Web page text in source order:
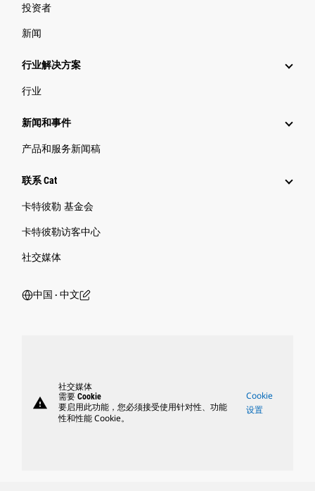
投资者
新闻
行业解决方案
行业
新闻和事件
产品和服务新闻稿
联系 Cat
卡特彼勒 基金会
卡特彼勒访客中心
社交媒体
中国 ‧ 中文
warning
社交媒体
需要 Cookie
要启用此功能，您必须接受使用针对性、功能
性和性能 Cookie。
Cookie
设置